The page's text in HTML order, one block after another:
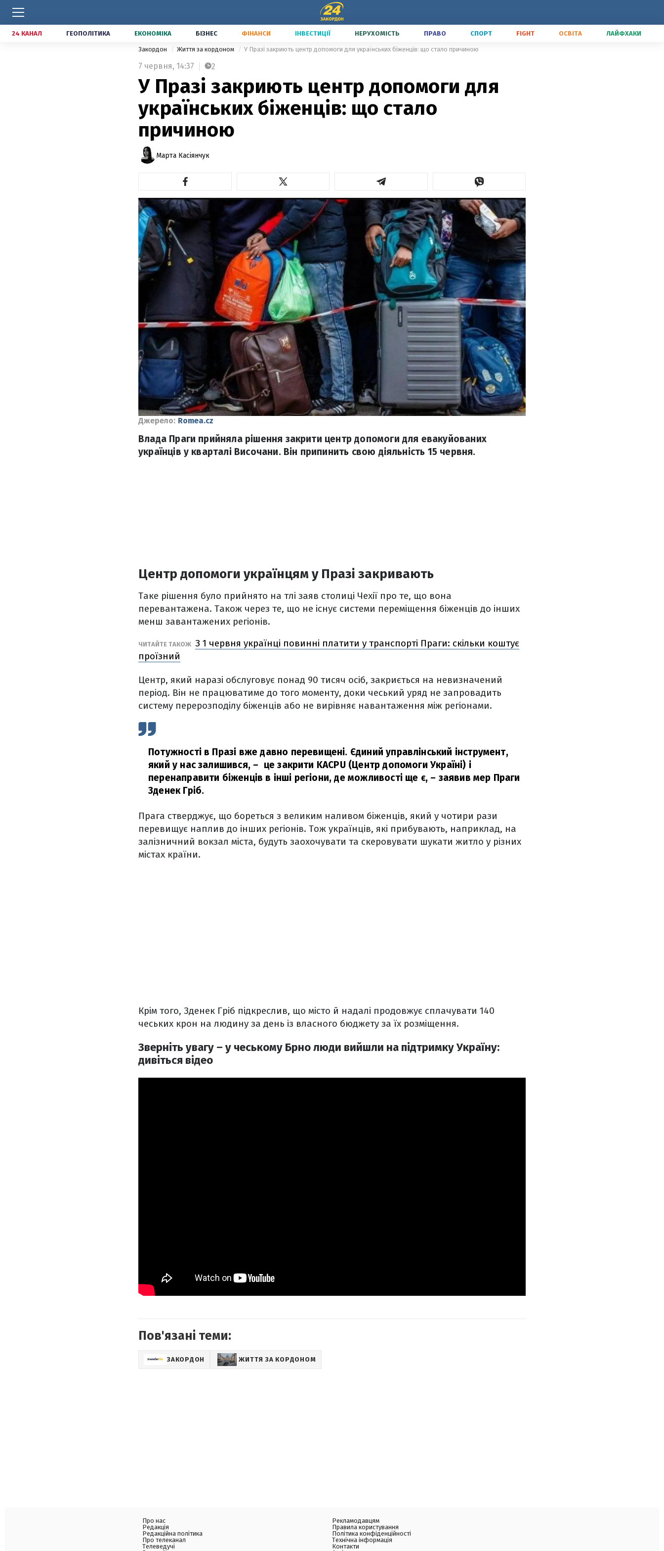
24 КАНАЛ ГЕОПОЛІТИКА ЕКОНОМІКА БІЗНЕС ФІНАНСИ ІНВЕСТИЦІЇ НЕРУХОМІСТЬ ПРАВО СПОРТ FIGHT ОСВІТА ЛАЙФХАКИ
Закордон Життя за кордоном У Празі закриють центр допомоги для українських біженців: що стало причиною
7 червня, 14:37 2
У Празі закриють центр допомоги для
українських біженців: що стало
причиною
Марта Касіянчук
Джерело: Romea.cz
Влада Праги прийняла рішення закрити центр допомоги для евакуйованих
українців у кварталі Височани. Він припинить свою діяльність 15 червня.
Центр допомоги українцям у Празі закривають
Таке рішення було прийнято на тлі заяв столиці Чехії про те, що вона
перевантажена. Також через те, що не існує системи переміщення біженців до інших
менш завантажених регіонів.
ЧИТАЙТЕ ТАКОЖ З 1 червня українці повинні платити у транспорті Праги: скільки коштує
проїзний
Центр, який наразі обслуговує понад 90 тисяч осіб, закриється на невизначений
період. Він не працюватиме до того моменту, доки чеський уряд не запровадить
систему перерозподілу біженців або не вирівняє навантаження між регіонами.
Потужності в Празі вже давно перевищені. Єдиний управлінський інструмент,
який у нас залишився, – це закрити KACPU (Центр допомоги Україні) і
перенаправити біженців в інші регіони, де можливості ще є, – заявив мер Праги
Зденек Гріб.
Прага стверджує, що бореться з великим наливом біженців, який у чотири рази
перевищує наплив до інших регіонів. Тож українців, які прибувають, наприклад, на
залізничний вокзал міста, будуть заохочувати та скеровувати шукати житло у різних
містах країни.
Крім того, Зденек Гріб підкреслив, що місто й надалі продовжує сплачувати 140
чеських крон на людину за день із власного бюджету за їх розміщення.
Зверніть увагу – у чеському Брно люди вийшли на підтримку Україну:
дивіться відео
Пов'язані теми:
ЗАКОРДОН ЖИТТЯ ЗА КОРДОНОМ
Про нас
Редакція
Редакційна політика
Про телеканал
Телеведучі
Рекламодавцям
Правила користування
Політика конфіденційності
Технічна інформація
Контакти